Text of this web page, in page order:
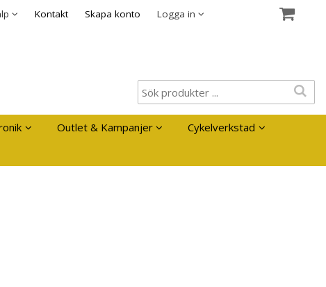
Kontakt Skapa konto Logga in
Outlet & Kampanjer
Cykelverkstad